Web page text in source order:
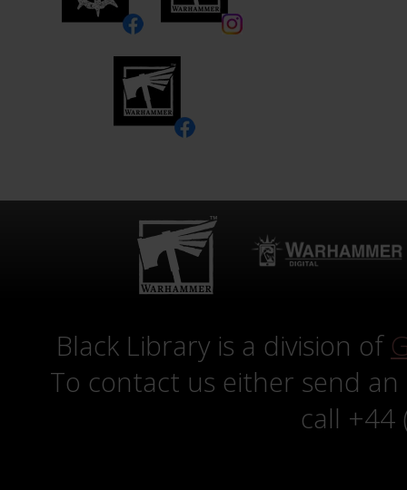
Black Library is a division of
To contact us either send
call +44